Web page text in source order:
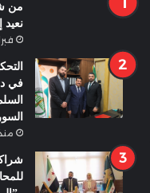
من
نعيد
فبراير
في
منذ 3